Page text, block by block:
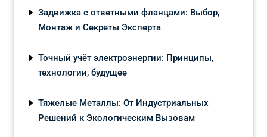
Задвижка с ответными фланцами: Выбор,
Монтаж и Секреты Эксперта
Точный учёт электроэнергии: Принципы,
технологии, будущее
Тяжелые Металлы: От Индустриальных
Решений к Экологическим Вызовам